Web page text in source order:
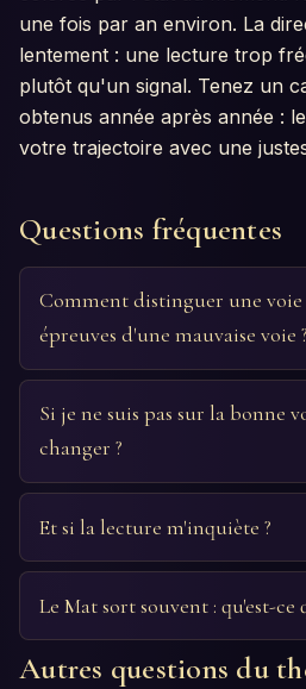
une fois par an environ. La
lentement : une lecture trop
plutôt qu'un signal. Tenez un
obtenus année après année :
votre trajectoire avec une
Questions fréquentes
Comment distinguer une voie
épreuves d'une mauvaise voie ?
Si je ne suis pas sur la bonne
changer ?
Et si la lecture m'inquiète ?
Le Mat sort souvent : qu'est-ce
Autres questions du